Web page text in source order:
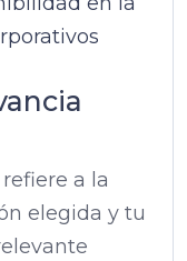
a la
elegida y tu